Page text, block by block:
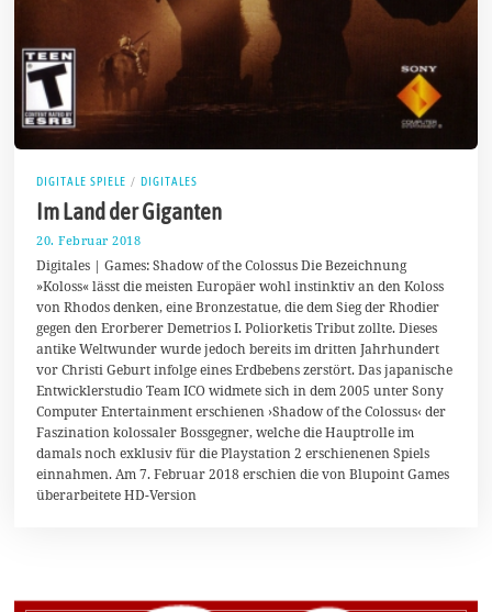
DIGITALE SPIELE / DIGITALES
Im Land der Giganten
20. Februar 2018
.
M
a
i
0
1
8
Digitales | Games: Shadow of the Colossus Die Bezeichnung
»Koloss« lässt die meisten Europäer wohl instinktiv an den Koloss
von Rhodos denken, eine Bronzestatue, die dem Sieg der Rhodier
gegen den Erorberer Demetrios I. Poliorketis Tribut zollte. Dieses
antike Weltwunder wurde jedoch bereits im dritten Jahrhundert
vor Christi Geburt infolge eines Erdbebens zerstört. Das japanische
Entwicklerstudio Team ICO widmete sich in dem 2005 unter Sony
Computer Entertainment erschienen ›Shadow of the Colossus‹ der
Faszination kolossaler Bossgegner, welche die Hauptrolle im
damals noch exklusiv für die Playstation 2 erschienenen Spiels
einnahmen. Am 7. Februar 2018 erschien die von Blupoint Games
überarbeitete HD-Version